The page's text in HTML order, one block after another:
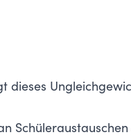
dieses
Schüleraustauschen